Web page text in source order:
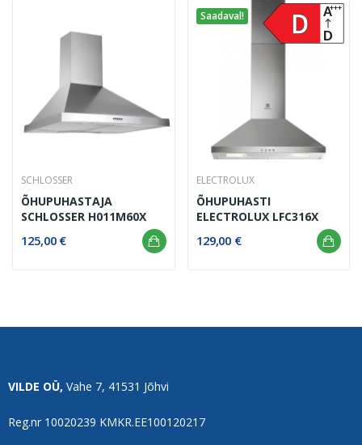
SCHLOSSER
ÕHUPUHASTAJA
SCHLOSSER H011M60X
125,00 €
Saadaval!
ELECTROLUX
ÕHUPUHASTI
ELECTROLUX LFC316X
129,00 €
VILDE OÜ, Vahe 7, 41531 Jõhvi
Reg.nr 10020239 KMKR.EE100120217